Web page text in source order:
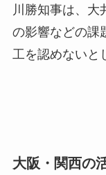
川勝知事は、大
の影響などの課
工を認めないと
大阪・関西の